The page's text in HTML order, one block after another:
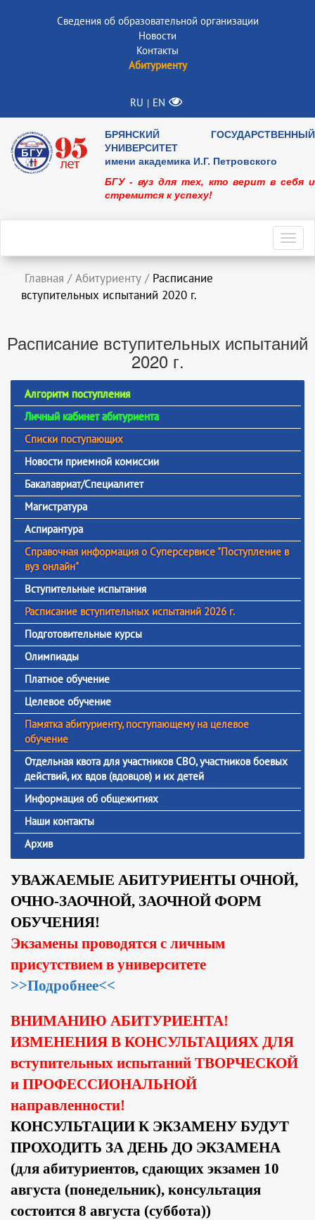
Сведения об образовательной организации
Новости
Контакты
Абитуриенту
RU | EN
БРЯНСКИЙ ГОСУДАРСТВЕННЫЙ
УНИВЕРСИТЕТ
имени академика И.Г. Петровского
БГУ - вуз для тех, кто верит в себя и
стремится к успеху!
Главная / Абитуриенту / Расписание
вступительных испытаний 2020 г.
Расписание вступительных испытаний
2020 г.
Алгоритм поступления
Личный кабинет абитуриента
Списки поступающих
Новости приемной комиссии
Бакалавриат/Специалитет
Магистратура
Аспирантура
Справочная информация о Суперсервисе "Поступление в
вуз онлайн"
Вступительные испытания
Расписание вступительных испытаний 2026 г.
Подготовительные курсы
Олимпиады
Платное обучение
Целевое обучение
Памятка абитуриенту, поступающему на целевое
обучение
Отдельная квота для участников СВО, участников боевых
действий, их вдов (вдовцов) и их детей
Информация об общежитиях
Наши контакты
Архив
УВАЖАЕМЫЕ АБИТУРИЕНТЫ ОЧНОЙ,
ОЧНО-ЗАОЧНОЙ, ЗАОЧНОЙ ФОРМ
ОБУЧЕНИЯ!
Экзамены проводятся с личным
присутствием в университете
>>Подробнее<<
ВНИМАНИЮ АБИТУРИЕНТА!
ИЗМЕНЕНИЯ В КОНСУЛЬТАЦИЯХ ДЛЯ
вступительных испытаний ТВОРЧЕСКОЙ
и ПРОФЕССИОНАЛЬНОЙ
направленности!
КОНСУЛЬТАЦИИ К ЭКЗАМЕНУ БУДУТ
ПРОХОДИТЬ ЗА ДЕНЬ ДО ЭКЗАМЕНА
(для абитуриентов, сдающих экзамен 10
августа (понедельник), консультация
состоится 8 августа (суббота))